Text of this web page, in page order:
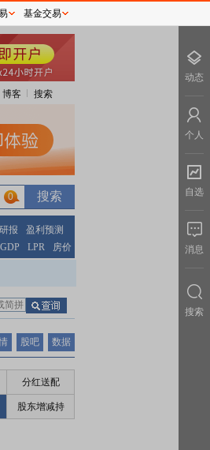
博客 搜索
0
报
盈利预测
GDP LPR 房价
股吧 数据
分红送配
股东增减持
基金交易
动态
个人
自选
消息
搜索